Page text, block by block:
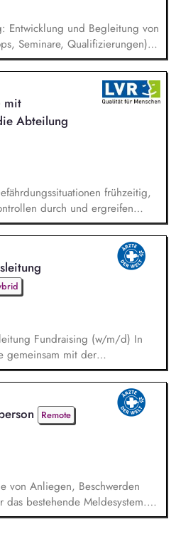
Entwicklung und Begleitung von
Seminare, Qualifizierungen) –
Netzwerk & Kooperation:
Partnern im In- und
und Akquise von
Sicherstellung hoher
– inkl. Reflexion übe...
mit
Abteilung
frühzeitig,
durch und ergreifen
Mängeln. Relevante
Sie und entwickeln daraus
In Ihrer
externen Partnern wie Polizei,
Aufsichtsbehörde z...
Fundraising (w/m/d) In
gemeinsam mit der
Weiterentwicklung des
Führungs- sowie
dynamischen Umfeld. Ein
in der Führung und
Teams: strategische
Remote
von Anliegen, Beschwerden
bestehende Meldesystem.
Unterstützung bei